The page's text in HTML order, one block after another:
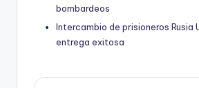
bombardeos
Intercambio de prisioneros Rusia
entrega exitosa